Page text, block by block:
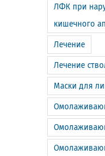
ЛФК при
кишечного
Лечение
Лечение
Маски для